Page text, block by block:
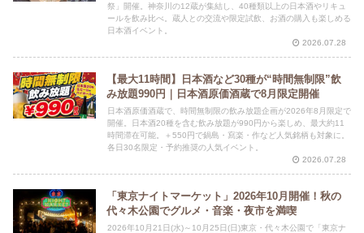
祭」開催。神奈川の12蔵が集結し、40種類以上の日本酒やリキュ
ールを飲み比べ。蔵人との交流や限定試飲、お酒の購入も楽しめる
日本酒イベント。
2026.07.28
【最大11時間】日本酒など30種が“時間無制限”飲
み放題990円｜日本酒原価酒蔵で8月限定開催
日本酒原価酒蔵で、時間無制限の飲み放題企画が2026年8月限定で
開催。日本酒20種を含む飲み放題が990円から楽しめ、最大約11
時間滞在可能。＋550円で鍋島・寫楽・作など人気銘柄も対象に。
各日30名限定・予約推奨の人気イベント。
2026.07.28
「東京ナイトマーケット」2026年10月開催！秋の
代々木公園でグルメ・音楽・夜市を満喫
2026年10月21日(水)～10月25日(日)東京・代々木公園で「東京ナ